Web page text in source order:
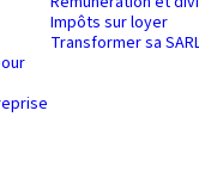
Impôts sur loyer
Transformer sa